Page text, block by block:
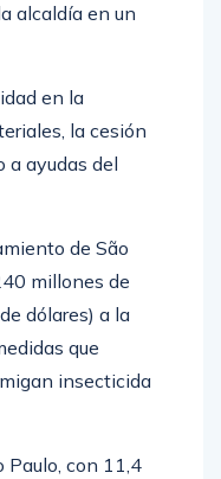
alcaldía en un
en la
la cesión
a ayudas del
de São
millones de
dólares) a la
que
insecticida
Paulo, con 11,4